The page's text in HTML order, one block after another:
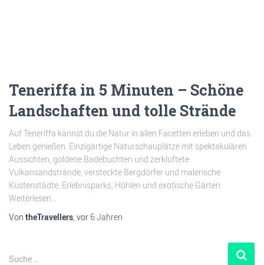
Teneriffa in 5 Minuten – Schöne
Landschaften und tolle Strände
Auf Teneriffa kannst du die Natur in allen Facetten erleben und das
Leben genießen. Einzigartige Naturschauplätze mit spektakulären
Aussichten, goldene Badebuchten und zerklüftete
Vulkansandstrände, versteckte Bergdörfer und malerische
Küstenstädte, Erlebnisparks, Höhlen und exotische Gärten.
Weiterlesen…
Von theTravellers , vor 6 Jahren
Suche …